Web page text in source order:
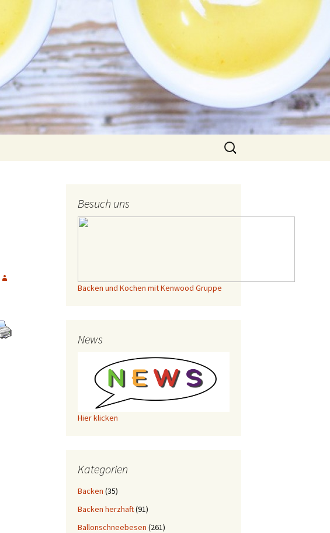
Suche
nach:
Besuch uns
Backen und Kochen mit Kenwood Gruppe
News
Hier klicken
Kategorien
Backen (35)
Backen herzhaft(91)
Ballonschneebesen (261)